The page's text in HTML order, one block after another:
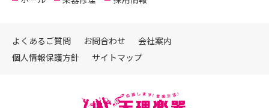
よくあるご質問 お問合わせ
会社案内
個人情報保護方針
サイトマップ